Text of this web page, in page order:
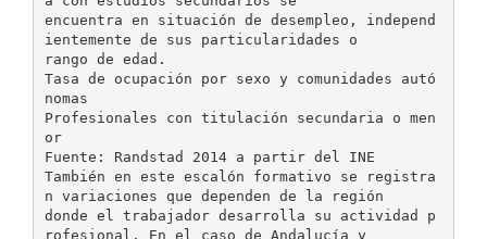
encuentra en situación de desempleo, independ
ientemente de sus particularidades o
rango de edad.
Tasa de ocupación por sexo y comunidades autó
nomas
Profesionales con titulación secundaria o men
or
Fuente: Randstad 2014 a partir del INE
También en este escalón formativo se registra
n variaciones que dependen de la región
donde el trabajador desarrolla su actividad p
rofesional. En el caso de Andalucía y